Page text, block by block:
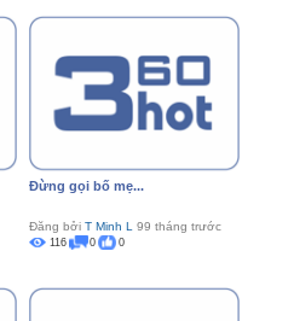
Đừng gọi bố mẹ...
Đăng bởi T Minh L 99 tháng trước
116 0 0